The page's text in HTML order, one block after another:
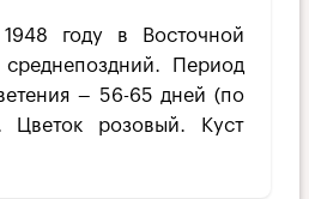
году в Восточной
Период
– 56-65 дней (по
Цветок розовый. Куст